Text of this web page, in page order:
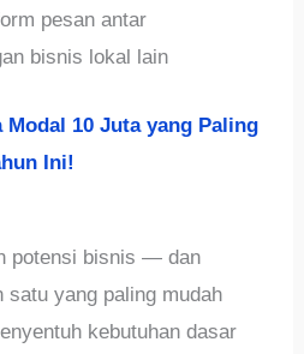
pesan antar
bisnis lokal lain
Modal 10 Juta yang Paling
Ini!
potensi bisnis — dan
satu yang paling mudah
kebutuhan dasar